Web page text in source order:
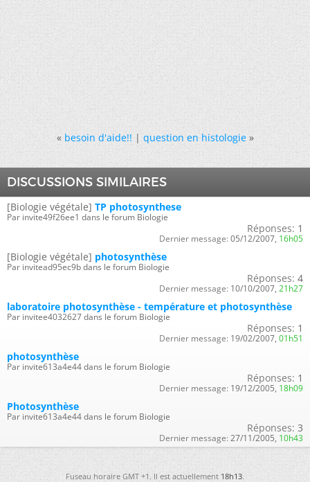
« besoin d'aide!!|question en histologie »
DISCUSSIONS SIMILAIRES
[Biologie végétale] TP photosynthese
Par invite49f26ee1 dans le forum Biologie
Réponses: 1
Dernier message: 05/12/2007, 16h05
[Biologie végétale] photosynthèse
Par invitead95ec9b dans le forum Biologie
Réponses: 4
Dernier message: 10/10/2007, 21h27
laboratoire photosynthèse - température et photosynthèse
Par invitee4032627 dans le forum Biologie
Réponses: 1
Dernier message: 19/02/2007, 01h51
photosynthèse
Par invite613a4e44 dans le forum Biologie
Réponses: 1
Dernier message: 19/12/2005, 18h09
Photosynthèse
Par invite613a4e44 dans le forum Biologie
Réponses: 3
Dernier message: 27/11/2005, 10h43
Fuseau horaire GMT +1. Il est actuellement18h13.